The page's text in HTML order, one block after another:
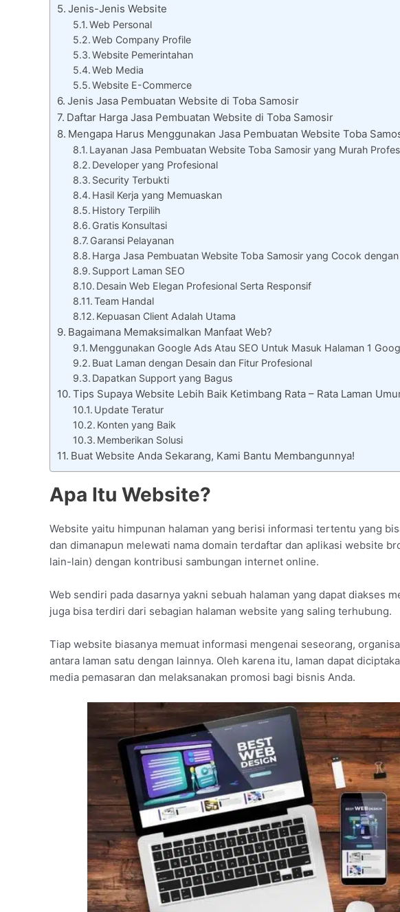
Jenis-Jenis Website
Web Personal
Web Company Profile
Website Pemerintahan
Web Media
Website E-Commerce
Jenis Jasa Pembuatan Website di Toba Samosir
Daftar Harga Jasa Pembuatan Website di Toba Samosir
Mengapa Harus Menggunakan Jasa Pembuatan Website Toba
Layanan Jasa Pembuatan Website Toba Samosir yang Murah
Developer yang Profesional
Security Terbukti
Hasil Kerja yang Memuaskan
History Terpilih
Gratis Konsultasi
Garansi Pelayanan
Harga Jasa Pembuatan Website Toba Samosir yang Cocok
Support Laman SEO
Desain Web Elegan Profesional Serta Responsif
Team Handal
Kepuasan Client Adalah Utama
Bagaimana Memaksimalkan Manfaat Web?
Menggunakan Google Ads Atau SEO Untuk Masuk Halaman 1
Buat Laman dengan Desain dan Fitur Profesional
Dapatkan Support yang Bagus
Tips Supaya Website Lebih Baik Ketimbang Rata – Rata Laman
Update Teratur
Konten yang Baik
Memberikan Solusi
Buat Website Anda Sekarang, Kami Bantu Membangunnya!
Apa Itu Website?
Website yaitu himpunan halaman yang berisi informasi tertentu yang
dan dimanapun melewati nama domain terdaftar dan aplikasi website
lain-lain) dengan kontribusi sambungan internet online.
Web sendiri pada dasarnya yakni sebuah halaman yang dapat diakses
juga bisa terdiri dari sebagian halaman website yang saling terhubung.
Tiap website biasanya memuat informasi mengenai seseorang,
antara laman satu dengan lainnya. Oleh karena itu, laman dapat
media pemasaran dan melaksanakan promosi bagi bisnis Anda.